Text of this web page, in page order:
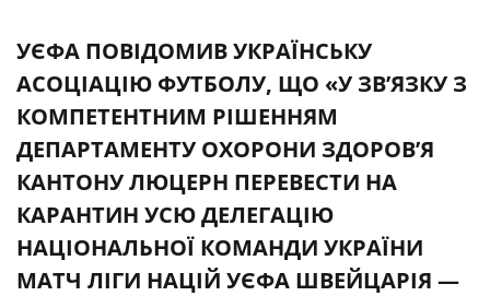
УЄФА ПОВІДОМИВ УКРАЇНСЬКУ
АСОЦІАЦІЮ ФУТБОЛУ, ЩО «У ЗВ’ЯЗКУ З
КОМПЕТЕНТНИМ РІШЕННЯМ
ДЕПАРТАМЕНТУ ОХОРОНИ ЗДОРОВ’Я
КАНТОНУ ЛЮЦЕРН ПЕРЕВЕСТИ НА
КАРАНТИН УСЮ ДЕЛЕГАЦІЮ
НАЦІОНАЛЬНОЇ КОМАНДИ УКРАЇНИ
МАТЧ ЛІГИ НАЦІЙ УЄФА ШВЕЙЦАРІЯ —